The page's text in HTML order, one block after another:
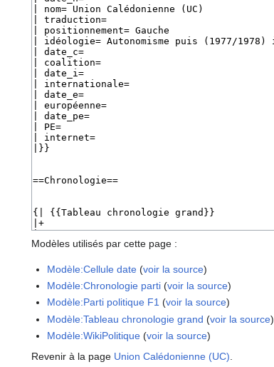
Modèles utilisés par cette page :
Modèle:Cellule date (voir la source)
Modèle:Chronologie parti (voir la source)
Modèle:Parti politique F1 (voir la source)
Modèle:Tableau chronologie grand (voir la source)
Modèle:WikiPolitique (voir la source)
Revenir à la page Union Calédonienne (UC)